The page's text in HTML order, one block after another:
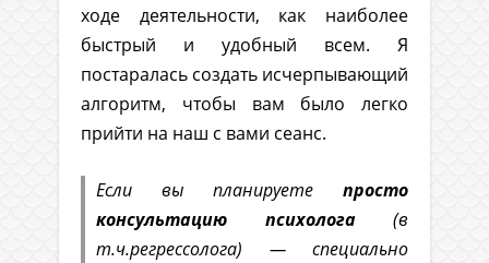
ходе деятельности, как наиболее
быстрый и удобный всем. Я
постаралась создать исчерпывающий
алгоритм, чтобы вам было легко
прийти на наш с вами сеанс.
Если вы планируете просто
консультацию психолога (в
т.ч.регрессолога) — специально